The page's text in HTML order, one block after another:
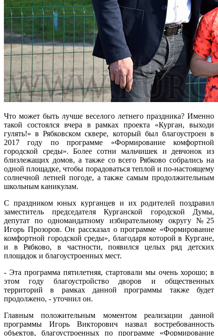
Что может быть лучше веселого летнего праздника? Именно
такой состоялся вчера в рамках проекта «Курган, выходи
гулять!» в Рябковском сквере, который был благоустроен в
2017 году по программе «Формирование комфортной
городской среды». Более сотни мальчишек и девчонок из
близлежащих домов, а также со всего Рябково собрались на
одной площадке, чтобы порадоваться теплой и по-настоящему
солнечной летней погоде, а также самым продолжительным
школьным каникулам.
С праздником юных курганцев и их родителей поздравил
заместитель председателя Курганской городской Думы,
депутат по одномандатному избирательному округу №25
Игорь Прозоров. Он рассказал о программе «Формирование
комфортной городской среды», благодаря которой в Кургане,
и в Рябково, в частности, появился целых ряд детских
площадок и благоустроенных мест.
- Эта программа пятилетняя, стартовали мы очень хорошо; в
этом году благоустройство дворов и общественных
территорий в рамках данной программы также будет
продолжено, - уточнил он.
Главным положительным моментом реализации данной
программы Игорь Викторович назвал востребованность
объектов, благоустроенных по программе «Формирование